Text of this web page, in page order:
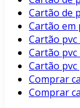
Cartão de
Cartão em
Cartão
Cartão
Cartão
Comprar
Comprar